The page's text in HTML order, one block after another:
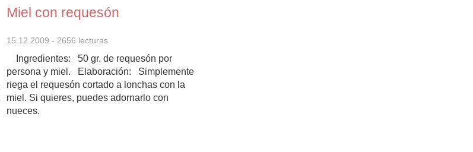
Miel con requesón
15.12.2009 - 2656 lecturas
Ingredientes: 50 gr. de requesón por
persona y miel. Elaboración: Simplemente
riega el requesón cortado a lonchas con la
miel. Si quieres, puedes adornarlo con
nueces.